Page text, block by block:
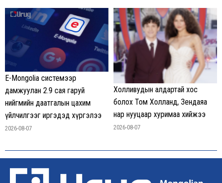
E-Mongolia системээр
дамжуулан 2.9 сая гаруй
нийгмийн даатгалын цахим
үйлчилгээг иргэдэд хүргэлээ
2026-08-07
Холливудын алдартай хос
болох Том Холланд, Зендаяа
нар нууцаар хуримаа хийжээ
2026-08-07